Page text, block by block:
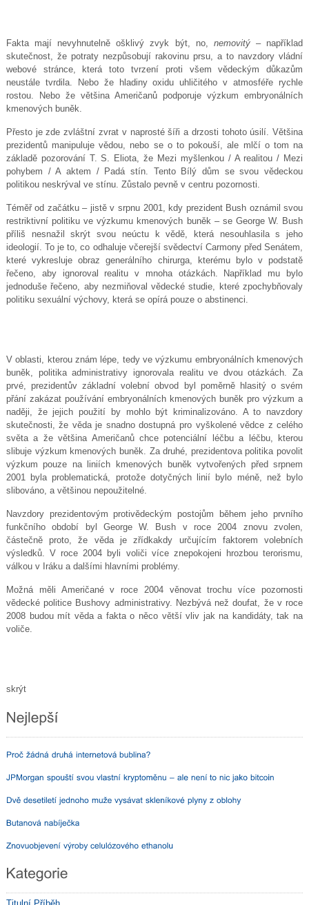
Fakta mají nevyhnutelně ošklivý zvyk být, no, nemovitý– například
skutečnost, že potraty nezpůsobují rakovinu prsu, a to navzdory vládní
webové stránce, která toto tvrzení proti všem vědeckým důkazům
neustále tvrdila. Nebo že hladiny oxidu uhličitého v atmosféře rychle
rostou. Nebo že většina Američanů podporuje výzkum embryonálních
kmenových buněk.
Přesto je zde zvláštní zvrat v naprosté šíři a drzosti tohoto úsilí. Většina
prezidentů manipuluje vědou, nebo se o to pokouší, ale mlčí o tom na
základě pozorování T. S. Eliota, že Mezi myšlenkou / A realitou / Mezi
pohybem / A aktem / Padá stín. Tento Bílý dům se svou vědeckou
politikou neskrýval ve stínu. Zůstalo pevně v centru pozornosti.
Téměř od začátku – jistě v srpnu 2001, kdy prezident Bush oznámil svou
restriktivní politiku ve výzkumu kmenových buněk – se George W. Bush
příliš nesnažil skrýt svou neúctu k vědě, která nesouhlasila s jeho
ideologií. To je to, co odhaluje včerejší svědectví Carmony před Senátem,
které vykresluje obraz generálního chirurga, kterému bylo v podstatě
řečeno, aby ignoroval realitu v mnoha otázkách. Například mu bylo
jednoduše řečeno, aby nezmiňoval vědecké studie, které zpochybňovaly
politiku sexuální výchovy, která se opírá pouze o abstinenci.
V oblasti, kterou znám lépe, tedy ve výzkumu embryonálních kmenových
buněk, politika administrativy ignorovala realitu ve dvou otázkách. Za
prvé, prezidentův základní volební obvod byl poměrně hlasitý o svém
přání zakázat používání embryonálních kmenových buněk pro výzkum a
naději, že jejich použití by mohlo být kriminalizováno. A to navzdory
skutečnosti, že věda je snadno dostupná pro vyškolené vědce z celého
světa a že většina Američanů chce potenciální léčbu a léčbu, kterou
slibuje výzkum kmenových buněk. Za druhé, prezidentova politika povolit
výzkum pouze na liniích kmenových buněk vytvořených před srpnem
2001 byla problematická, protože dotyčných linií bylo méně, než bylo
slibováno, a většinou nepoužitelné.
Navzdory prezidentovým protivědeckým postojům během jeho prvního
funkčního období byl George W. Bush v roce 2004 znovu zvolen,
částečně proto, že věda je zřídkakdy určujícím faktorem volebních
výsledků. V roce 2004 byli voliči více znepokojeni hrozbou terorismu,
válkou v Iráku a dalšími hlavními problémy.
Možná měli Američané v roce 2004 věnovat trochu více pozornosti
vědecké politice Bushovy administrativy. Nezbývá než doufat, že v roce
2008 budou mít věda a fakta o něco větší vliv jak na kandidáty, tak na
voliče.
skrýt